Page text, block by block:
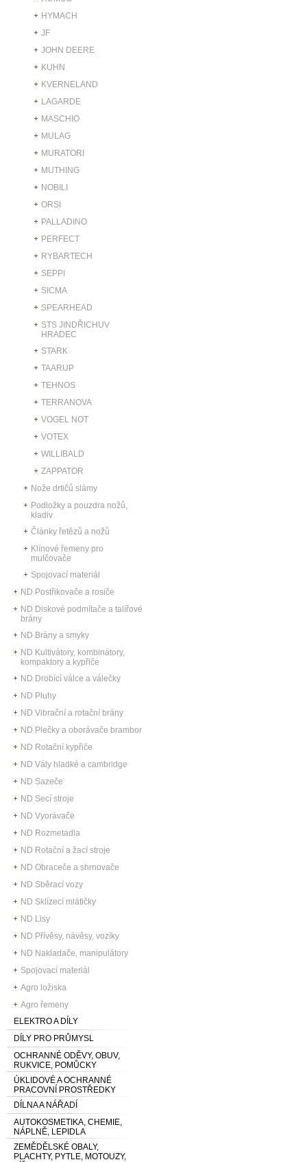
HYMACH
JF
JOHN DEERE
KUHN
KVERNELAND
LAGARDE
MASCHIO
MULAG
MURATORI
MUTHING
NOBILI
ORSI
PALLADINO
PERFECT
RYBARTECH
SEPPI
SICMA
SPEARHEAD
STS JINDŘICHUV
HRADEC
STARK
TAARUP
TEHNOS
TERRANOVA
VOGEL NOT
VOTEX
WILLIBALD
ZAPPATOR
Nože drtičů slámy
Podložky a pouzdra nožů,
kladiv
Články řetězů a nožů
Klínové řemeny pro
mulčovače
Spojovací materiál
ND Postřikovače a rosiče
ND Diskové podmítače a talířové
brány
ND Brány a smyky
ND Kultivátory, kombinátory,
kompaktory a kypřiče
ND Drobící válce a válečky
ND Pluhy
ND Vibrační a rotační brány
ND Plečky a oborávače brambor
ND Rotační kypřiče
ND Vály hladké a cambridge
ND Sazeče
ND Secí stroje
ND Vyorávače
ND Rozmetadla
ND Rotační a žací stroje
ND Obraceče a shrnovače
ND Sběrací vozy
ND Sklízecí mlátičky
ND Lisy
ND Přívěsy, návěsy, vozíky
ND Nakladače, manipulátory
Spojovací materiál
Agro ložiska
Agro řemeny
ELEKTRO A DÍLY
DÍLY PRO PRŮMYSL
OCHRANNÉ ODĚVY, OBUV,
RUKVICE, POMŮCKY
ÚKLIDOVÉ A OCHRANNÉ
PRACOVNÍ PROSTŘEDKY
DÍLNA A NÁŘADÍ
AUTOKOSMETIKA, CHEMIE,
NÁPLNĚ, LEPIDLA
ZEMĚDĚLSKÉ OBALY,
PLACHTY, PYTLE, MOTOUZY,